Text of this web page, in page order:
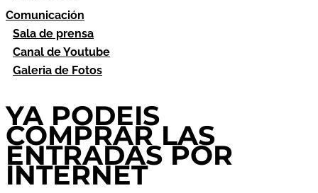
Comunicación
Sala de prensa
Canal de Youtube
Galeria de Fotos
YA PODEIS
COMPRAR LAS
ENTRADAS POR
INTERNET